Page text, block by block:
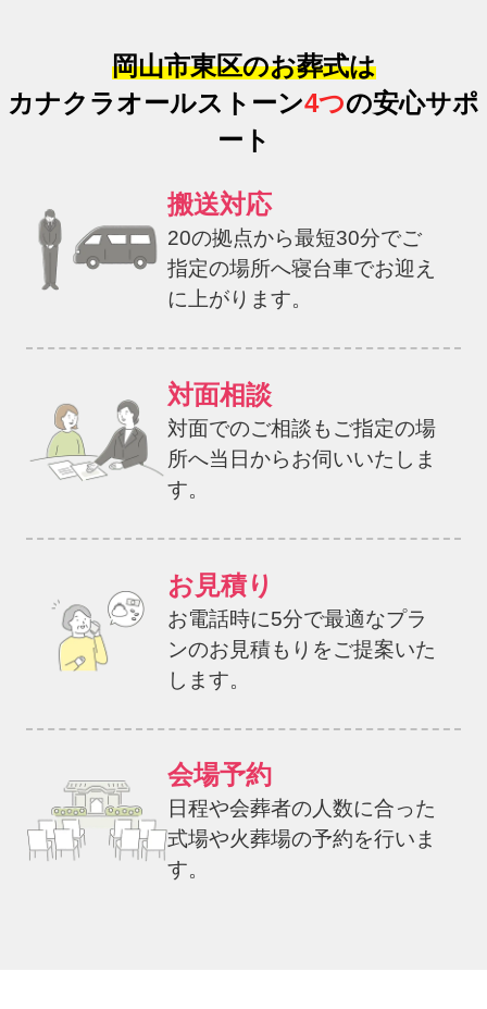
岡山市東区のお葬式は
カナクラオールストーン4つの安心サポ
ート
搬送対応
20の拠点から最短30分でご
指定の場所へ寝台車でお迎え
に上がります。
対面相談
対面でのご相談もご指定の場
所へ当日からお伺いいたしま
す。
お見積り
お電話時に5分で最適なプラ
ンのお見積もりをご提案いた
します。
会場予約
日程や会葬者の人数に合った
式場や火葬場の予約を行いま
す。